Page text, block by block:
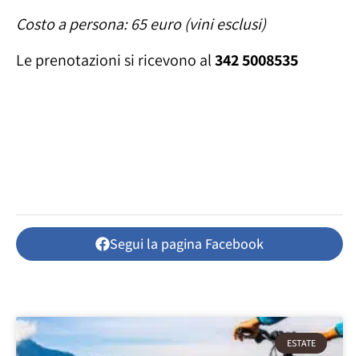
Costo a persona: 65 euro (vini esclusi)
Le prenotazioni si ricevono al342 5008535
Segui la pagina Facebook
ESTATE